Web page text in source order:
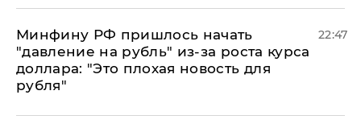
Минфину РФ пришлось начать
"давление на рубль" из-за роста курса
доллара: "Это плохая новость для
рубля"
22:47